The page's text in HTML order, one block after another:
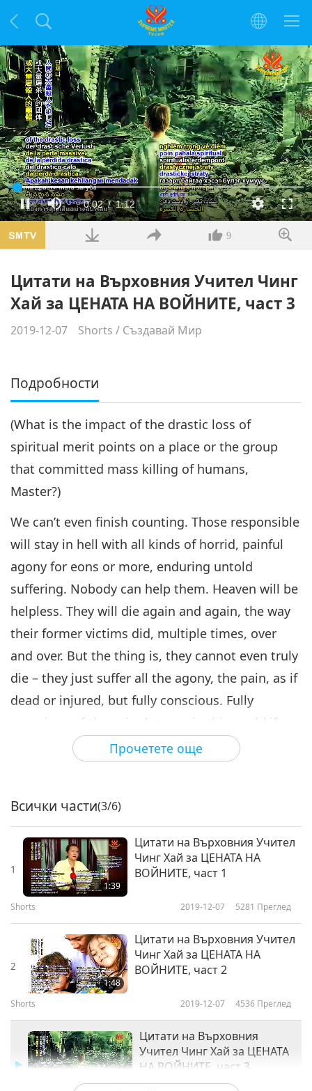
ПаузаБез
звук
Текущо
време
0:02 / Продължителност
1:12
Заредено:
34.77%
Качество
Цял
9
Цитати на Върховния Учител Чинг
Хай за ЦЕНАТА НА ВОЙНИТЕ, част 3
2019-12-07 Shorts / Създавай Мир
Подробности
Прочетете още
(What is the impact of the drastic loss of
spiritual merit points on a place or the group
that committed mass killing of humans,
Master?)
We can’t even finish counting. Those responsible
will stay in hell with all kinds of horrid, painful
agony for eons or more, enduring untold
suffering. Nobody can help them. Heaven will be
helpless. They will die again and again, the way
their former victims did, multiple times, over
and over. But the thing is, they cannot even truly
die – they just suffer all the agony, the pain, as if
dead or injured, but fully conscious. Fully
conscious of the pain. I mean, in this world if
you are under operation, the doctor gives you
anesthesia so that you don’t feel the pain, but in
feeling like that again, again, and again, non-
stop.
Всички части(3/6)
1
1:39
Цитати на Върховния Учител
Чинг Хай за ЦЕНАТА НА
ВОЙНИТЕ, част 1
Shorts 2019-12-07 5281 Преглед
2
1:48
Цитати на Върховния Учител
Чинг Хай за ЦЕНАТА НА
ВОЙНИТЕ, част 2
Shorts 2019-12-07 4536 Преглед
Цитати на Върховния
Учител Чинг Хай за ЦЕНАТА
НА ВОЙНИТЕ, част 3